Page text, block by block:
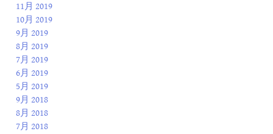
11月 2019
10月 2019
9月 2019
8月 2019
7月 2019
6月 2019
5月 2019
9月 2018
8月 2018
7月 2018